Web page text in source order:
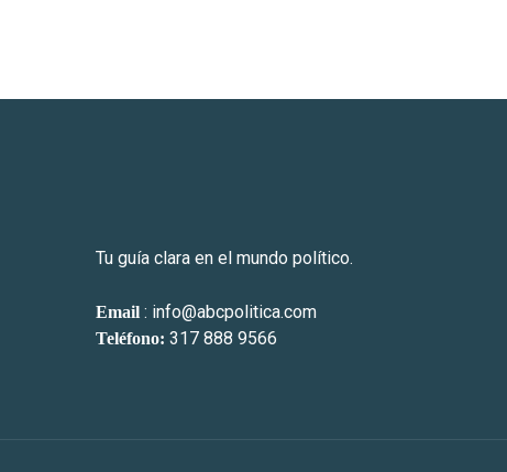
Tu guía clara en el mundo político.
Email : info@abcpolitica.com
Teléfono: 317 888 9566